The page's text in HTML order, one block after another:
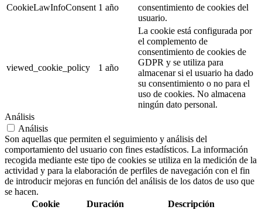
CookieLawInfoConsent 1 año
consentimiento de cookies del
usuario.
viewed_cookie_policy 1 año
La cookie está configurada por
el complemento de
consentimiento de cookies de
GDPR y se utiliza para
almacenar si el usuario ha dado
su consentimiento o no para el
uso de cookies. No almacena
ningún dato personal.
Análisis
Análisis
Son aquellas que permiten el seguimiento y análisis del
comportamiento del usuario con fines estadísticos. La información
recogida mediante este tipo de cookies se utiliza en la medición de la
actividad y para la elaboración de perfiles de navegación con el fin
de introducir mejoras en función del análisis de los datos de uso que
se hacen.
Cookie
Duración Descripción